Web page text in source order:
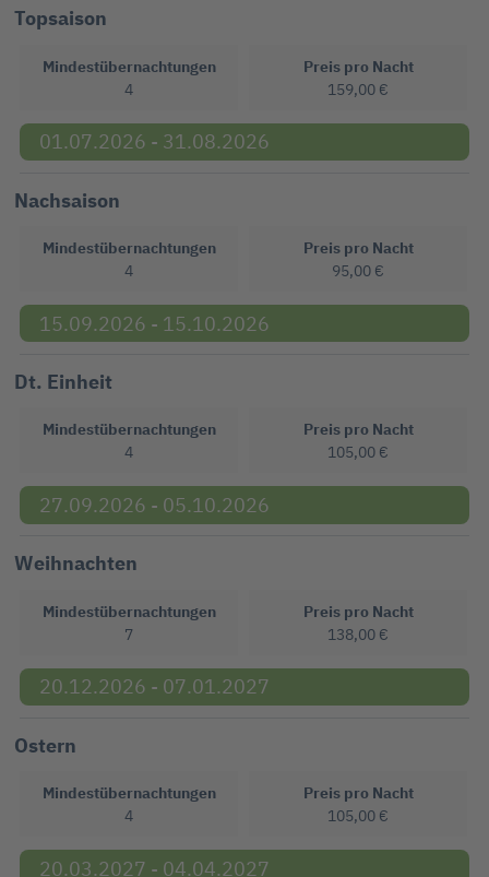
Topsaison
Mindestübernachtungen
4
Preis pro Nacht
159,00 €
01.07.2026 - 31.08.2026
Nachsaison
Mindestübernachtungen
4
Preis pro Nacht
95,00 €
15.09.2026 - 15.10.2026
Dt. Einheit
Mindestübernachtungen
4
Preis pro Nacht
105,00 €
27.09.2026 - 05.10.2026
Weihnachten
Mindestübernachtungen
7
Preis pro Nacht
138,00 €
20.12.2026 - 07.01.2027
Ostern
Mindestübernachtungen
4
Preis pro Nacht
105,00 €
20.03.2027 - 04.04.2027